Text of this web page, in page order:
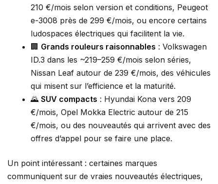
210 €/mois selon version et conditions, Peugeot
e-3008 près de 299 €/mois, ou encore certains
ludospaces électriques qui facilitent la vie.
🏢 Grands rouleurs raisonnables : Volkswagen
ID.3 dans les ~219–259 €/mois selon séries,
Nissan Leaf autour de 239 €/mois, des véhicules
qui misent sur l’efficience et la maturité.
🌄 SUV compacts : Hyundai Kona vers 209
€/mois, Opel Mokka Electric autour de 215
€/mois, ou des nouveautés qui arrivent avec des
offres d’appel pour se faire une place.
Un point intéressant : certaines marques
communiquent sur de vraies nouveautés électriques,